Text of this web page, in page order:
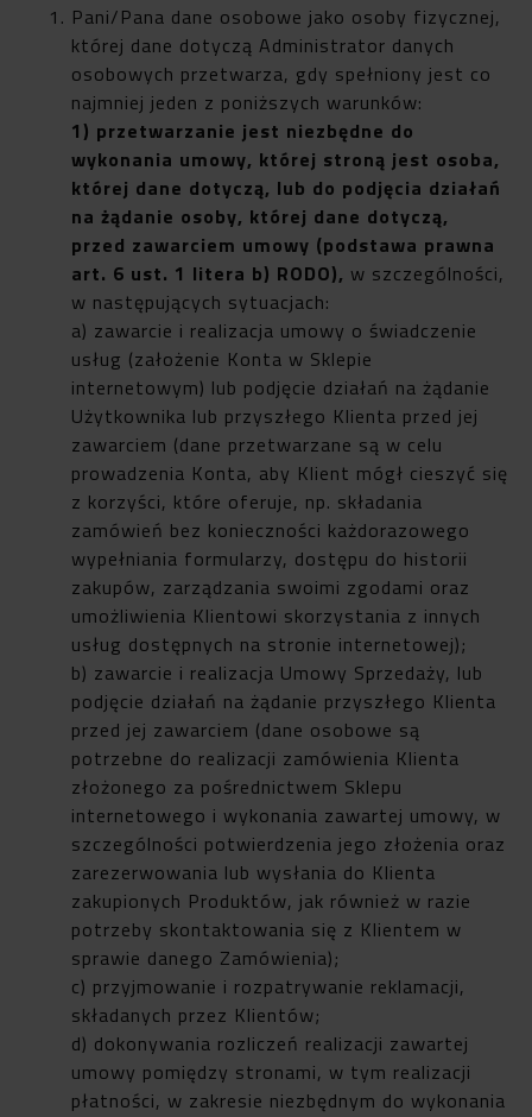
Pani/Pana dane osobowe jako osoby fizycznej,
której dane dotyczą Administrator danych
osobowych przetwarza, gdy spełniony jest co
najmniej jeden z poniższych warunków:
1) przetwarzanie jest niezbędne do
wykonania umowy, której stroną jest osoba,
której dane dotyczą, lub do podjęcia działań
na żądanie osoby, której dane dotyczą,
przed zawarciem umowy (podstawa prawna
art. 6 ust. 1 litera b) RODO), w szczególności,
w następujących sytuacjach:
a) zawarcie i realizacja umowy o świadczenie
usług (założenie Konta w Sklepie
internetowym) lub podjęcie działań na żądanie
Użytkownika lub przyszłego Klienta przed jej
zawarciem (dane przetwarzane są w celu
prowadzenia Konta, aby Klient mógł cieszyć się
z korzyści, które oferuje, np. składania
zamówień bez konieczności każdorazowego
wypełniania formularzy, dostępu do historii
zakupów, zarządzania swoimi zgodami oraz
umożliwienia Klientowi skorzystania z innych
usług dostępnych na stronie internetowej);
b) zawarcie i realizacja Umowy Sprzedaży, lub
podjęcie działań na żądanie przyszłego Klienta
przed jej zawarciem (dane osobowe są
potrzebne do realizacji zamówienia Klienta
złożonego za pośrednictwem Sklepu
internetowego i wykonania zawartej umowy, w
szczególności potwierdzenia jego złożenia oraz
zarezerwowania lub wysłania do Klienta
zakupionych Produktów, jak również w razie
potrzeby skontaktowania się z Klientem w
sprawie danego Zamówienia);
c) przyjmowanie i rozpatrywanie reklamacji,
składanych przez Klientów;
d) dokonywania rozliczeń realizacji zawartej
umowy pomiędzy stronami, w tym realizacji
płatności, w zakresie niezbędnym do wykonania